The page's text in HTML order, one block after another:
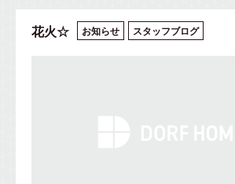
花火☆ お知らせ スタッフブログ